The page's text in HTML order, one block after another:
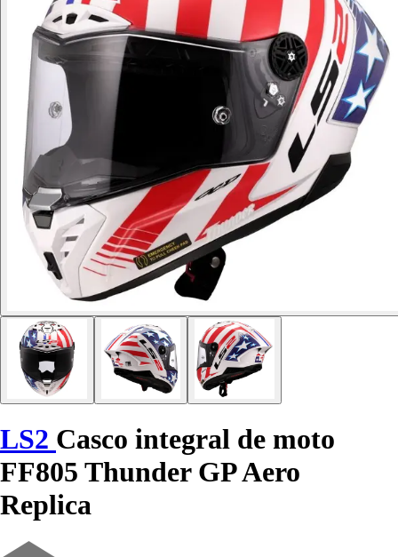
LS2 Casco integral de moto
FF805 Thunder GP Aero
Replica